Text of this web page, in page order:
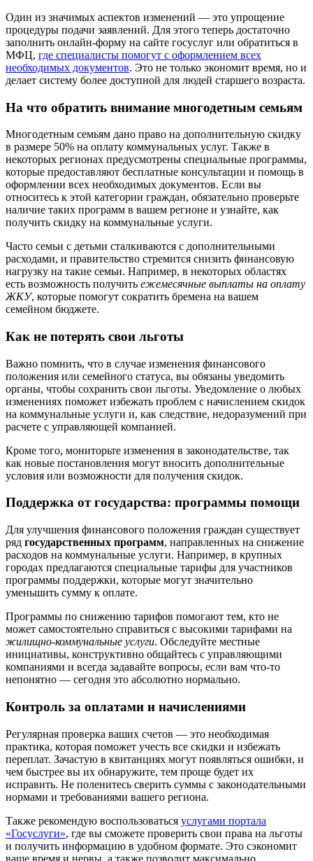
Один из значимых аспектов изменений — это упрощение
процедуры подачи заявлений. Для этого теперь достаточно
заполнить онлайн-форму на сайте госуслуг или обратиться в
МФЦ, где специалисты помогут с оформлением всех
необходимых документов. Это не только экономит время, но и
делает систему более доступной для людей старшего возраста.
На что обратить внимание многодетным семьям
Многодетным семьям дано право на дополнительную скидку
в размере 50% на оплату коммунальных услуг. Также в
некоторых регионах предусмотрены специальные программы,
которые предоставляют бесплатные консультации и помощь в
оформлении всех необходимых документов. Если вы
относитесь к этой категории граждан, обязательно проверьте
наличие таких программ в вашем регионе и узнайте, как
получить скидку на коммунальные услуги.
Часто семьи с детьми сталкиваются с дополнительными
расходами, и правительство стремится снизить финансовую
нагрузку на такие семьи. Например, в некоторых областях
есть возможность получить ежемесячные выплаты на оплату
ЖКУ, которые помогут сократить бремена на вашем
семейном бюджете.
Как не потерять свои льготы
Важно помнить, что в случае изменения финансового
положения или семейного статуса, вы обязаны уведомить
органы, чтобы сохранить свои льготы. Уведомление о любых
изменениях поможет избежать проблем с начислением скидок
на коммунальные услуги и, как следствие, недоразумений при
расчете с управляющей компанией.
Кроме того, мониторьте изменения в законодательстве, так
как новые постановления могут вносить дополнительные
условия или возможности для получения скидок.
Поддержка от государства: программы помощи
Для улучшения финансового положения граждан существует
ряд государственных программ, направленных на снижение
расходов на коммунальные услуги. Например, в крупных
городах предлагаются специальные тарифы для участников
программы поддержки, которые могут значительно
уменьшить сумму к оплате.
Программы по снижению тарифов помогают тем, кто не
может самостоятельно справиться с высокими тарифами на
жилищно-коммунальные услуги. Обследуйте местные
инициативы, конструктивно общайтесь с управляющими
компаниями и всегда задавайте вопросы, если вам что-то
непонятно — сегодня это абсолютно нормально.
Контроль за оплатами и начислениями
Регулярная проверка ваших счетов — это необходимая
практика, которая поможет учесть все скидки и избежать
переплат. Зачастую в квитанциях могут появляться ошибки, и
чем быстрее вы их обнаружите, тем проще будет их
исправить. Не поленитесь сверить суммы с законодательными
нормами и требованиями вашего региона.
Также рекомендую воспользоваться услугами портала
«Госуслуги», где вы сможете проверить свои права на льготы
и получить информацию в удобном формате. Это сэкономит
ваше время и нервы, а также позволит максимально